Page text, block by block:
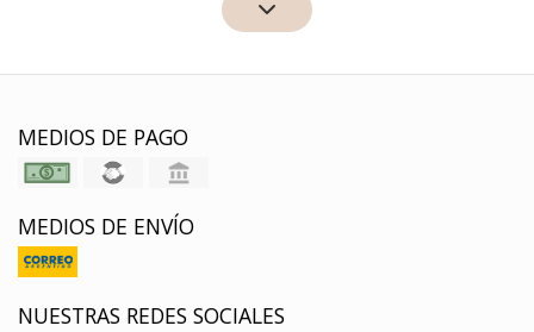
MEDIOS DE PAGO
MEDIOS DE ENVÍO
NUESTRAS REDES SOCIALES